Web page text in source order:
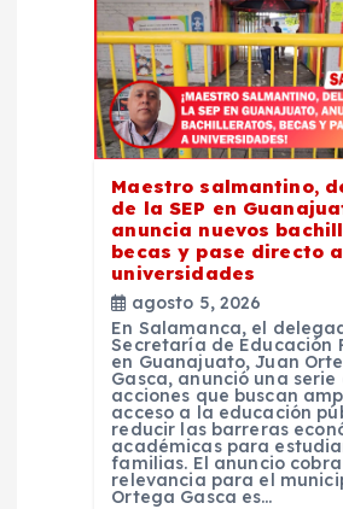
Maestro salmantino,
de la SEP en
anuncia nuevos
becas y pase directo a
universidades
agosto 5, 2026
En Salamanca, el
Secretaría de Educación
en Guanajuato, Juan
Gasca, anunció una serie
acciones que buscan
acceso a la educación
reducir las barreras
académicas para
familias. El anuncio
relevancia para el
Ortega Gasca es…